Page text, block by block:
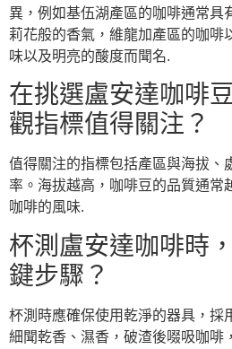
異，例如基伍湖產區的咖啡通常具
莉花般的香氣，維龍加產區的咖啡
味以及明亮的酸度而聞名.
在挑選盧安達咖啡
觀指標值得關注？
值得關注的指標包括產區與海拔、
率。海拔越高，咖啡豆的品質通常
咖啡的風味.
杯測盧安達咖啡時
鍵步驟？
杯測時應確保使用乾淨的器具，採
細聞乾香、濕香，破渣後啜吸咖啡